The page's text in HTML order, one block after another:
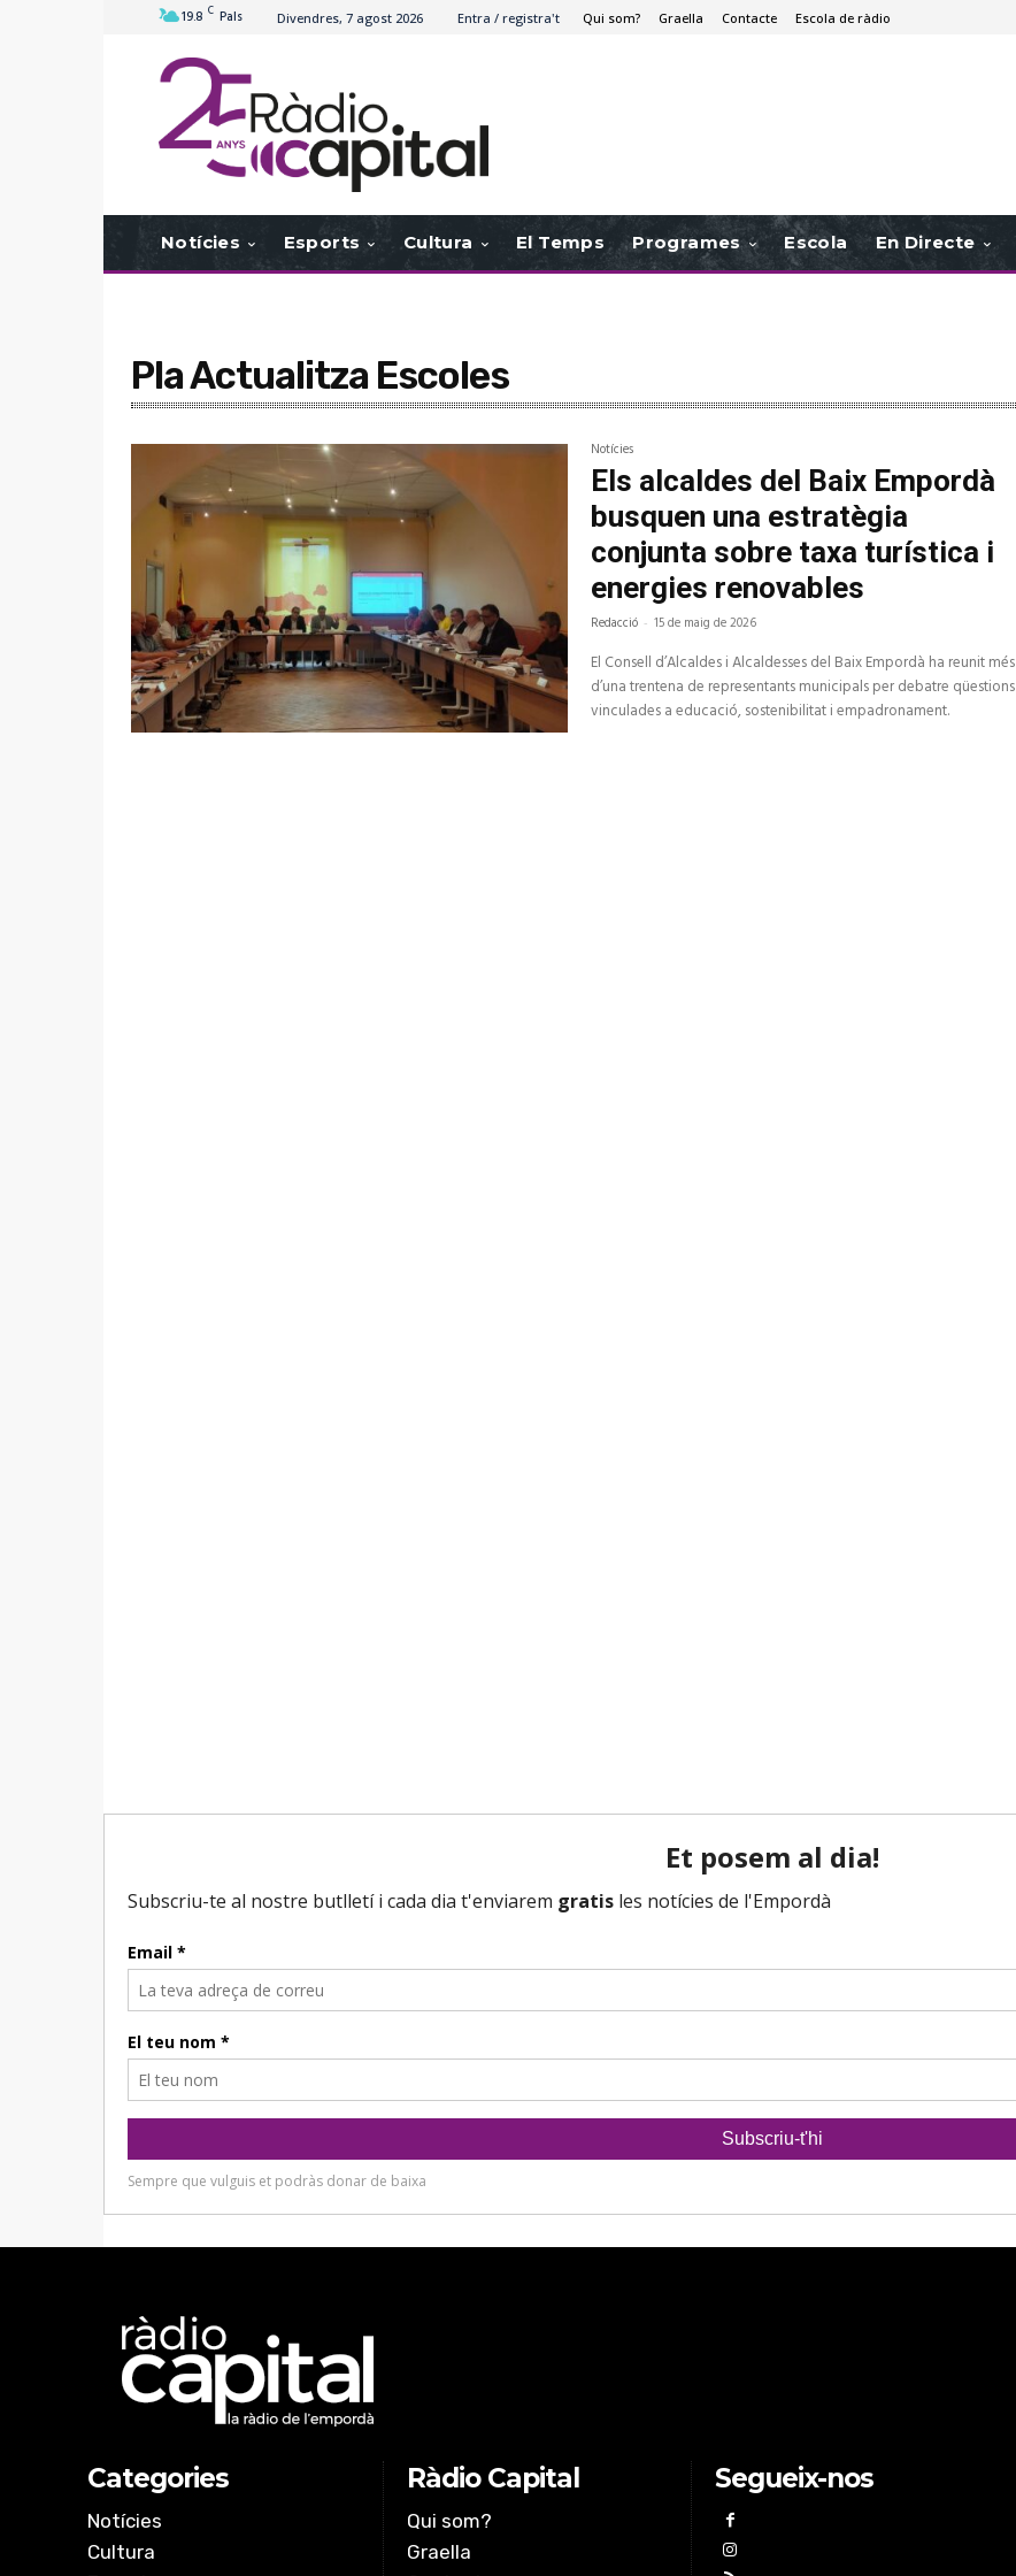
19.8 C Pals Divendres, 7 agost 2026 Entra / registra't Qui som? Graella Contacte Escola de ràdio
Notícies Esports Cultura El Temps Programes Escola En Directe
Pla Actualitza Escoles
Notícies
Els alcaldes del Baix Empordà
busquen una estratègia
conjunta sobre taxa turística i
energies renovables
Redacció - 15 de maig de 2026
El Consell d’Alcaldes i Alcaldesses del Baix Empordà ha reunit més
d’una trentena de representants municipals per debatre qüestions
vinculades a educació, sostenibilitat i empadronament.
Categories
Notícies
Cultura
Ràdio Capital
Qui som?
Graella
Segueix-nos